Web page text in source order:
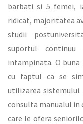
barbati si 5 femei,
ridicat, majoritatea
studii
suportul
intampinata. O
cu faptul ca se
utilizarea
consulta manualul in
care le ofera